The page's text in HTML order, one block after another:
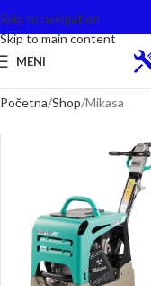
Skip to navigation
Skip to main content
MENI
Početna Shop Mikasa